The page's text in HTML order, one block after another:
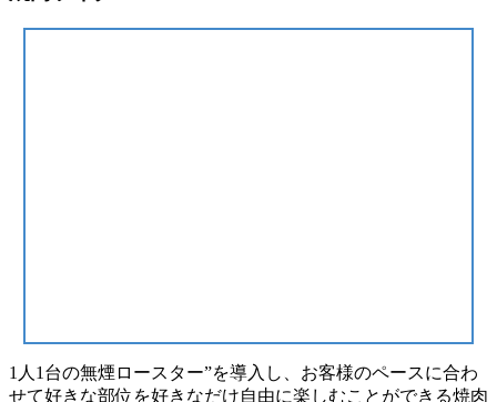
1⼈1台の無煙ロースター”を導⼊し、お客様のペースに合わ
せて好きな部位を好きなだけ⾃由に楽しむことができる焼⾁